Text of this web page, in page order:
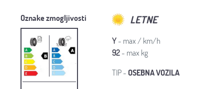
Oznake zmogljivosti LETNE
Y- max / km/h
92- max kg
TIP -OSEBNA VOZILA